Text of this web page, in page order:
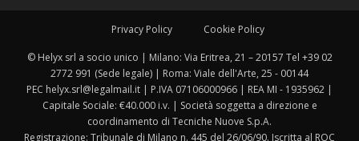
Privacy Policy Cookie Policy
© Helyx srl a socio unico | Milano: Via Eritrea, 21 – 20157 Tel +39 02
2772 991 (Sede legale) | Roma: Viale dell'Arte, 25 - 00144
PEC helyx.srl@legalmail.it | P.IVA 07106000966 | REA MI - 1935962 |
Capitale Sociale: €40.000 i.v. | Società soggetta a direzione e
coordinamento di Tecniche Nuove S.p.A.
Registrazione: Tribunale di Milano n. 445 del 26/06/90. Iscritta al ROC